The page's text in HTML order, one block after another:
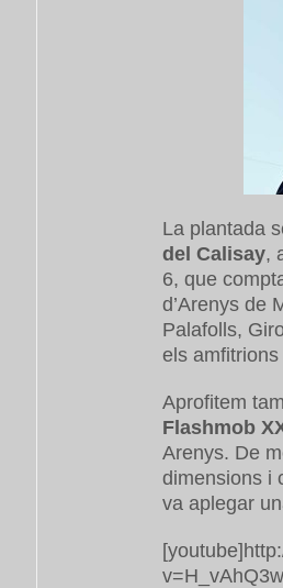
La plantada
del Calisay,
6, que
d’Arenys de
Palafolls,
els amfitrions
Aprofitem
Flashmob
Arenys. De
dimensions i
va aplegar